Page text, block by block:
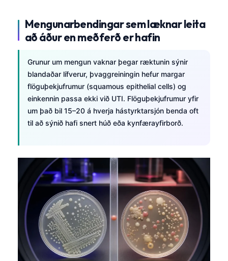
Mengunarbendingar sem læknar leita
að áður en meðferð er hafin
Grunur um mengun vaknar þegar ræktunin sýnir
blandaðar lífverur, þvaggreiningin hefur margar
flöguþekjufrumur (squamous epithelial cells) og
einkennin passa ekki við UTI. Flöguþekjufrumur yfir
um það bil 15–20 á hverja hástyrktarsjón benda oft
til að sýnið hafi snert húð eða kynfærayfirborð.
ไทย
ဗမာစာ
ភាសាខ្មែរ
Kiswahili
አማርኛ
Українська
Català
Қазақ тілі
Suomi
Hrvatski
Slovenčina
كوردی‎
پښتو